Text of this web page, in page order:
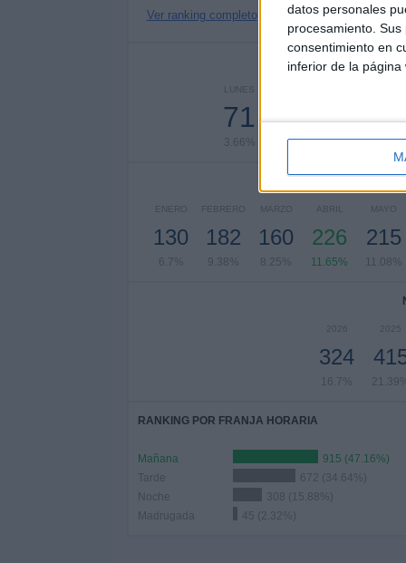
datos personales
procesamiento.
consentimiento en
inferior de la página
Ver ranking completo
Nº DE
LUNES
71
3.66%
139
7.16%
ENERO
130
6.7%
FEBRERO
182
9.38%
MARZO
160
8.25%
ABRIL
226
11.65%
MAYO
215
11.08%
2026
324
16.7%
2025
21.39%
RANKING POR FRANJA HORARIA
Mañana
915 (47.16%)
Tarde
672 (34.64%)
Noche
308 (15.88%)
Madrugada
45 (2.32%)